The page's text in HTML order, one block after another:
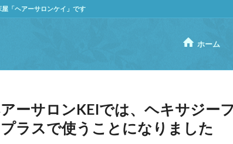
「ヘアーサロンケイ」です
ホーム
ーサロンKEIでは、ヘキサジー
ラスで使うことになりました